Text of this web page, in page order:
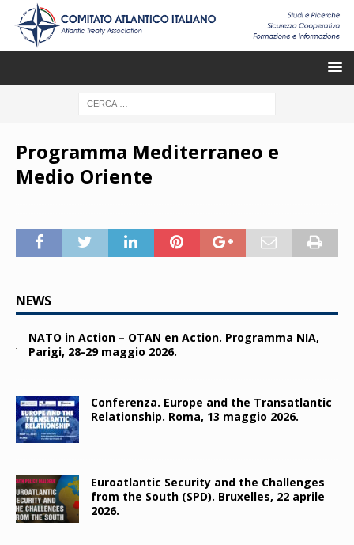
Programma Mediterraneo e
Medio Oriente
NEWS
NATO in Action – OTAN en Action. Programma NIA,
Parigi, 28-29 maggio 2026.
Conferenza. Europe and the Transatlantic
Relationship. Roma, 13 maggio 2026.
Euroatlantic Security and the Challenges
from the South (SPD). Bruxelles, 22 aprile
2026.